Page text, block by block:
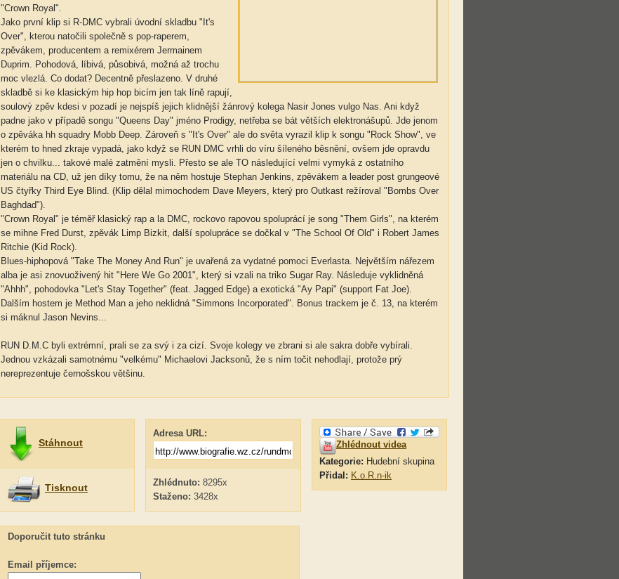
"Crown Royal".
Jako první klip si R-DMC vybrali úvodní skladbu "It's
Over", kterou natočili společně s pop-raperem,
zpěvákem, producentem a remixérem Jermainem
Duprim. Pohodová, líbivá, působivá, možná až trochu
moc vlezlá. Co dodat? Decentně přeslazeno. V druhé
skladbě si ke klasickým hip hop bicím jen tak líně rapují,
soulový zpěv kdesi v pozadí je nejspíš jejich klidnější žánrový kolega Nasir Jones vulgo Nas. Ani když
padne jako v případě songu "Queens Day" jméno Prodigy, netřeba se bát větších elektronášupů. Jde jenom
o zpěváka hh squadry Mobb Deep. Zároveň s "It's Over" ale do světa vyrazil klip k songu "Rock Show", ve
kterém to hned zkraje vypadá, jako když se RUN DMC vrhli do víru šíleného běsnění, ovšem jde opravdu
jen o chvilku... takové malé zatmění mysli. Přesto se ale TO následující velmi vymyká z ostatního
materiálu na CD, už jen díky tomu, že na něm hostuje Stephan Jenkins, zpěvákem a leader post grungeové
US čtyřky Third Eye Blind. (Klip dělal mimochodem Dave Meyers, který pro Outkast režíroval "Bombs Over
Baghdad").
"Crown Royal" je téměř klasický rap a la DMC, rockovo rapovou spoluprácí je song "Them Girls", na kterém
se mihne Fred Durst, zpěvák Limp Bizkit, další spolupráce se dočkal v "The School Of Old" i Robert James
Ritchie (Kid Rock).
Blues-hiphopová "Take The Money And Run" je uvařená za vydatné pomoci Everlasta. Největším nářezem
alba je asi znovuoživený hit "Here We Go 2001", který si vzali na triko Sugar Ray. Následuje vyklidněná
"Ahhh", pohodovka "Let's Stay Together" (feat. Jagged Edge) a exotická "Ay Papi" (support Fat Joe).
Dalším hostem je Method Man a jeho neklidná "Simmons Incorporated". Bonus trackem je č. 13, na kterém
si máknul Jason Nevins...
RUN D.M.C byli extrémní, prali se za svý i za cizí. Svoje kolegy ve zbrani si ale sakra dobře vybírali.
Jednou vzkázali samotnému "velkému" Michaelovi Jacksonů, že s ním točit nehodlají, protože prý
nereprezentuje černošskou většinu.
Stáhnout
Tisknout
Adresa URL:
Zhlédnuto: 8295x
Staženo: 3428x
Zhlédnout videa
Kategorie: Hudební skupina
Přidal: K.o.R.n-ik
Doporučit tuto stránku
Email příjemce: